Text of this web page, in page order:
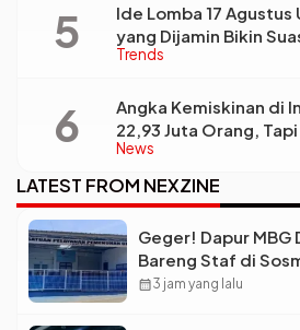
Trends
Ide Lomba 17 Agustus
yang Dijamin Bikin
News
Angka Kemiskinan di
22,93 Juta Orang,
Ketimpangan Desa
Lebar?
LATEST FROM NEXZINE
Geger! Dapur MBG
Bareng Staf di
Syok
calendar_month3 jam yang lalu